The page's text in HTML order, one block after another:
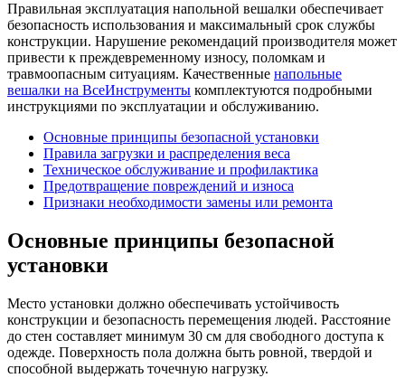
Правильная эксплуатация напольной вешалки обеспечивает
безопасность использования и максимальный срок службы
конструкции. Нарушение рекомендаций производителя может
привести к преждевременному износу, поломкам и
травмоопасным ситуациям. Качественные напольные
вешалки на ВсеИнструменты комплектуются подробными
инструкциями по эксплуатации и обслуживанию.
Основные принципы безопасной установки
Правила загрузки и распределения веса
Техническое обслуживание и профилактика
Предотвращение повреждений и износа
Признаки необходимости замены или ремонта
Основные принципы безопасной
установки
Место установки должно обеспечивать устойчивость
конструкции и безопасность перемещения людей. Расстояние
до стен составляет минимум 30 см для свободного доступа к
одежде. Поверхность пола должна быть ровной, твердой и
способной выдержать точечную нагрузку.